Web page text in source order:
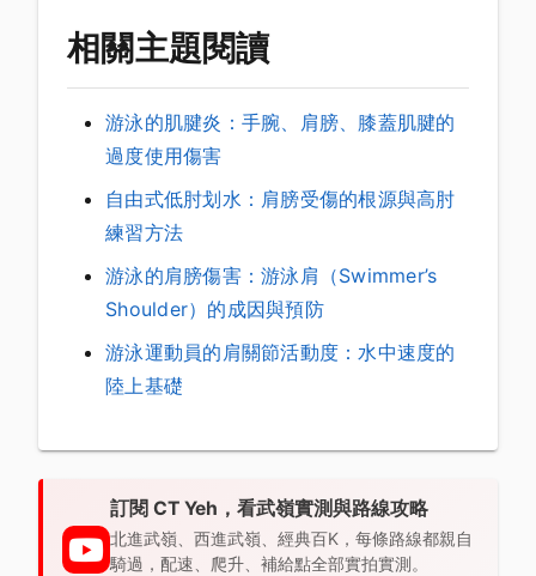
相關主題閱讀
游泳的肌腱炎：手腕、肩膀、膝蓋肌腱的
過度使用傷害
自由式低肘划水：肩膀受傷的根源與高肘
練習方法
游泳的肩膀傷害：游泳肩（Swimmer’s
Shoulder）的成因與預防
游泳運動員的肩關節活動度：水中速度的
陸上基礎
訂閱 CT Yeh，看武嶺實測與路線攻略
北進武嶺、西進武嶺、經典百K，每條路線都親自
騎過，配速、爬升、補給點全部實拍實測。